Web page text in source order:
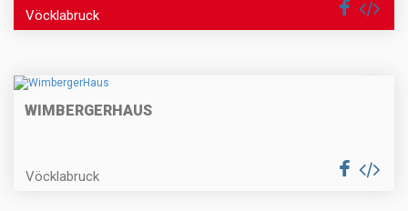
Vöcklabruck
WIMBERGERHAUS
Vöcklabruck